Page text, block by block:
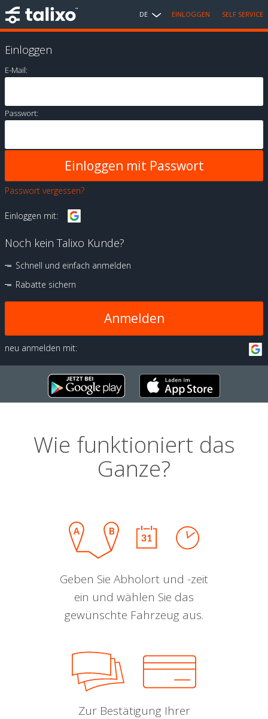
DE EINLOGGEN SELF SERVICE
Einloggen
E-Mail:
Passwort:
Passwort vergessen?
Einloggen mit:
Noch kein Talixo Kunde?
Schnell und einfach anmelden
Rabatte sichern
Anmelden
neu anmelden mit:
Wie funktioniert das
Ganze?
Geben Sie Abholort und -zeit
ein und wählen Sie das
gewünschte Fahrzeug aus.
Zur Bestätigung Ihrer